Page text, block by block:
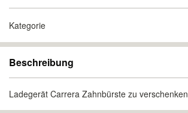
Kategorie
Beschreibung
Ladegerät Carrera Zahnbürste zu verschenken